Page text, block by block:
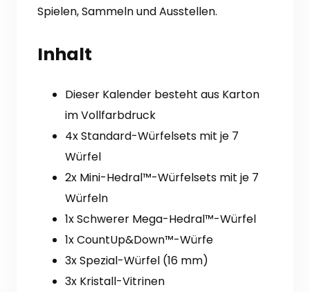
Spielen, Sammeln und Ausstellen.
Inhalt
Dieser Kalender besteht aus Karton
im Vollfarbdruck
4x Standard-Würfelsets mit je 7
Würfel
2x Mini-Hedral™-Würfelsets mit je 7
Würfeln
1x Schwerer Mega-Hedral™-Würfel
1x CountUp&Down™-Würfe
3x Spezial-Würfel (16 mm)
3x Kristall-Vitrinen